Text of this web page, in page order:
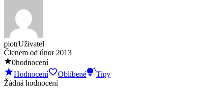
piotrUživatel
Členem od únor 2013
0hodnocení
Hodnocení
Oblíbené
Tipy
Žádná hodnocení